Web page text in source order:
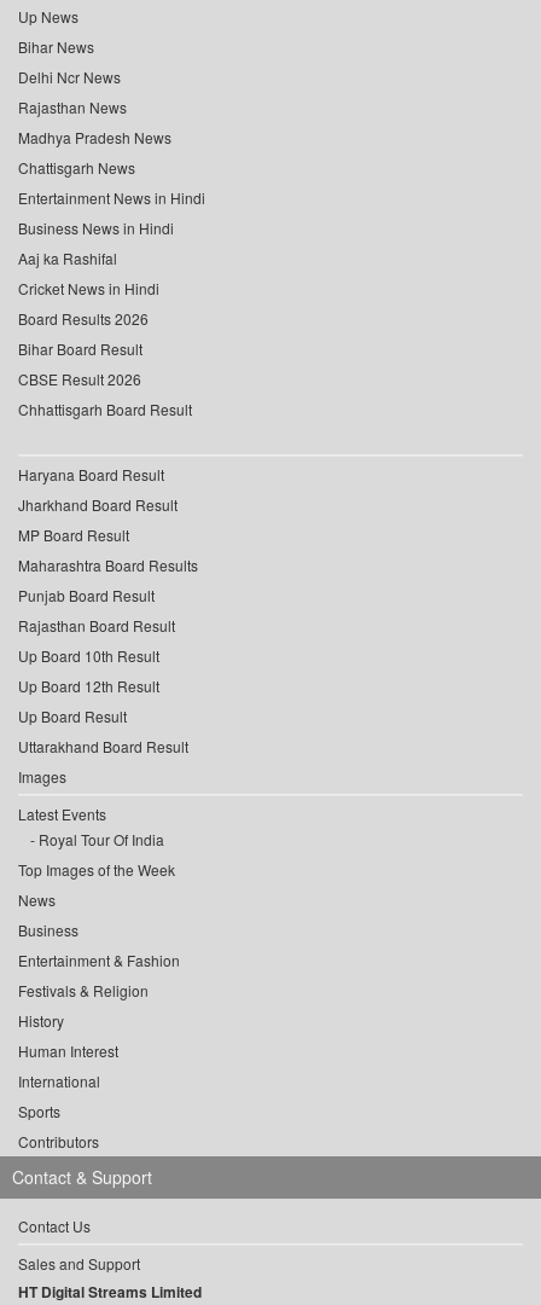
Up News
Bihar News
Delhi Ncr News
Rajasthan News
Madhya Pradesh News
Chattisgarh News
Entertainment News in Hindi
Business News in Hindi
Aaj ka Rashifal
Cricket News in Hindi
Board Results 2026
Bihar Board Result
CBSE Result 2026
Chhattisgarh Board Result
Haryana Board Result
Jharkhand Board Result
MP Board Result
Maharashtra Board Results
Punjab Board Result
Rajasthan Board Result
Up Board 10th Result
Up Board 12th Result
Up Board Result
Uttarakhand Board Result
Images
Latest Events
Royal Tour Of India
Top Images of the Week
News
Business
Entertainment & Fashion
Festivals & Religion
History
Human Interest
International
Sports
Contributors
Contact & Support
Contact Us
Sales and Support
HT Digital Streams Limited